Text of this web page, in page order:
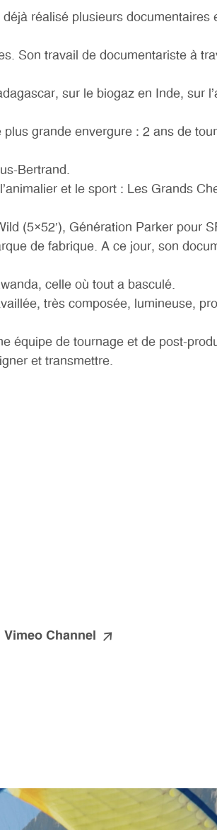
réalisé plusieurs documentaires
Son travail de documentariste à
sur le biogaz en Inde, sur
grande envergure : 2 ans de
Bertrand.
et le sport : Les Grands
(5×52′), Génération Parker pour
de fabrique. A ce jour, son
celle où tout a basculé.
très composée, lumineuse,
équipe de tournage et de post-
et transmettre.
Vimeo Channel